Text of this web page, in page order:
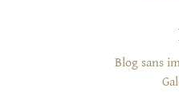
Blog sans